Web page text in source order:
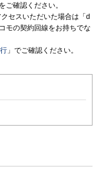
をご確認ください。
セスいただいた場合は「d
モの契約回線をお持ちでな
」でご確認ください。